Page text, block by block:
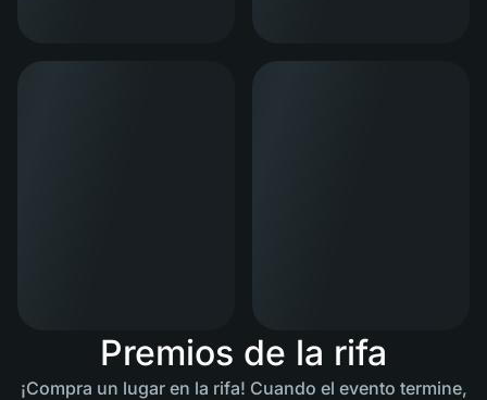
Premios de la rifa
¡Compra un lugar en la rifa! Cuando el evento termine,